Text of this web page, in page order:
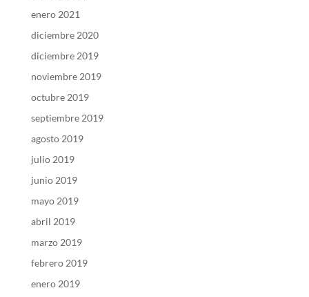
enero 2021
diciembre 2020
diciembre 2019
noviembre 2019
octubre 2019
septiembre 2019
agosto 2019
julio 2019
junio 2019
mayo 2019
abril 2019
marzo 2019
febrero 2019
enero 2019